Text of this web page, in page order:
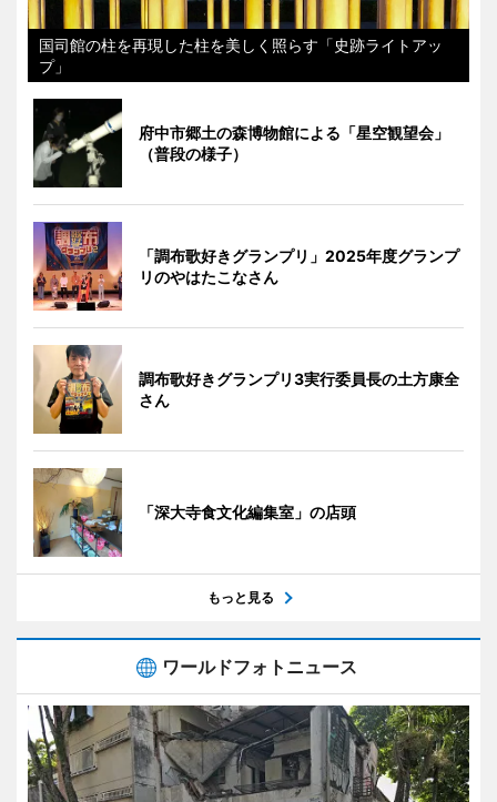
国司館の柱を再現した柱を美しく照らす「史跡ライトアッ
プ」
府中市郷土の森博物館による「星空観望会」
（普段の様子）
「調布歌好きグランプリ」2025年度グランプ
リのやはたこなさん
調布歌好きグランプリ3実行委員長の土方康全
さん
「深大寺食文化編集室」の店頭
もっと見る
ワールドフォトニュース